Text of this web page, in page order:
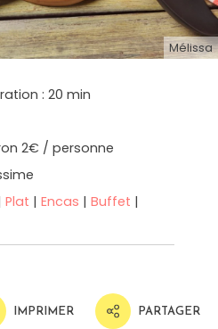
Mélissa
: 20 min
2€ / personne
Plat | Encas | Buffet |
IMPRIMER PARTAGER